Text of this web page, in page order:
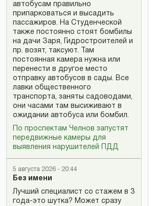
автобусам правильно
припарковаться и высадить
пассажиров. На Студенческой
также постоянно стоят бомбилы
на дачи Заря, Гидростроителей и
пр. возят, таксуют. Там
постоянная камера нужна или
перенести в другое место
отправку автобусов в сады. Все
лавки общественного
транспорта, заняты садоводами,
они часами там высиживают в
ожидании автобуса или бомбил.
По проспектам Челнов запустят
передвижные камеры для
выявления нарушителей ПДД
5 августа 2026 - 20:44
Без имени
Лучший специалист со стажем в 3
года-это шутка? Может сразу